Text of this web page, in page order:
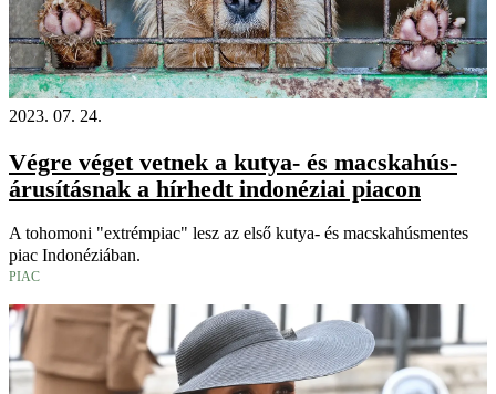
2023. 07. 24.
Végre véget vetnek a kutya- és macskahús-
árusításnak a hírhedt indonéziai piacon
A tohomoni "extrémpiac" lesz az első kutya- és macskahúsmentes
piac Indonéziában.
PIAC